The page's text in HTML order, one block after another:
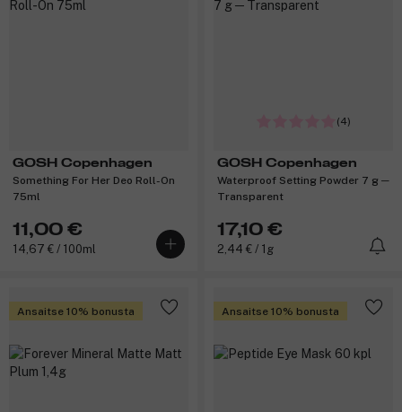
GOSH Copenhagen
Something For Her Deo Roll-On
75ml
11,00 €
14,67 € / 100ml
(4)
GOSH Copenhagen
Waterproof Setting Powder 7 g ─
Transparent
17,10 €
2,44 € / 1g
Ansaitse 10% bonusta Ansaitse 10% bonusta